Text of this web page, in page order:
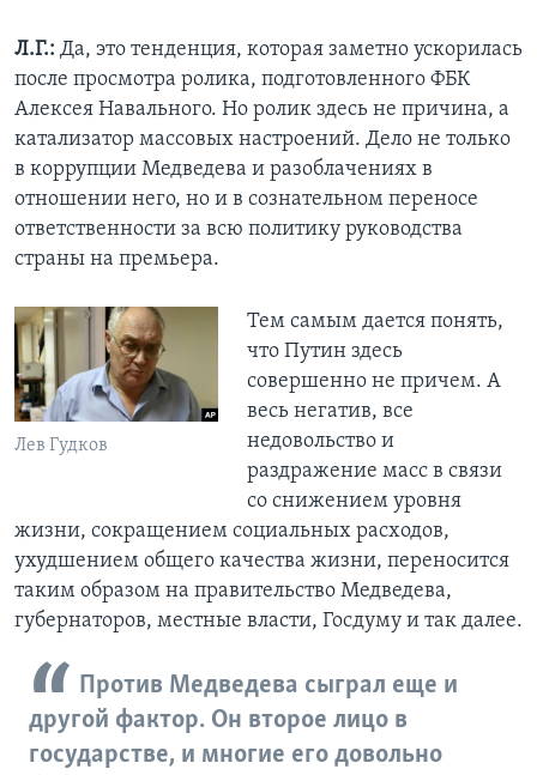
Л.Г.: Да, это тенденция, которая заметно ускорилась
после просмотра ролика, подготовленного ФБК
Алексея Навального. Но ролик здесь не причина, а
катализатор массовых настроений. Дело не только
в коррупции Медведева и разоблачениях в
отношении него, но и в сознательном переносе
ответственности за всю политику руководства
страны на премьера.
Лев Гудков
Тем самым дается понять,
что Путин здесь
совершенно не причем. А
весь негатив, все
недовольство и
раздражение масс в связи
со снижением уровня
жизни, сокращением социальных расходов,
ухудшением общего качества жизни, переносится
таким образом на правительство Медведева,
губернаторов, местные власти, Госдуму и так далее.
Против Медведева сыграл еще и
другой фактор. Он второе лицо в
государстве, и многие его довольно